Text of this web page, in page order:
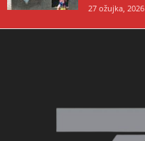
27 ožujka, 2026